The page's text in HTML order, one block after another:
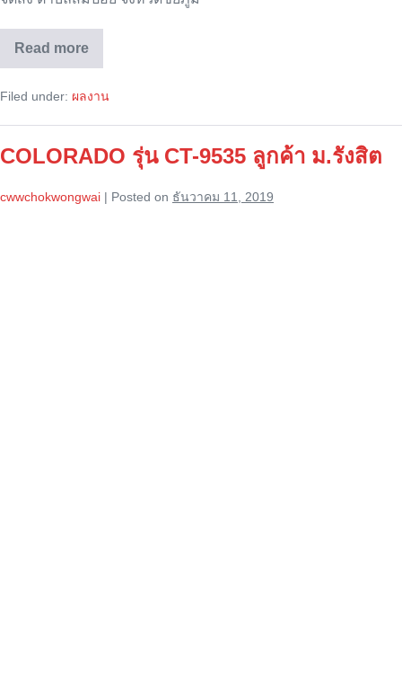
Read more
จัด
ส่ง
วิ่ง
COLORADO
CT-
9535
จ.ชัยภูมิ
Filed under: ผลงาน
COLORADO รุ่น CT-9535 ลูกค้า ม.รังสิต
cwwchokwongwai | Posted on ธันวาคม 11, 2019